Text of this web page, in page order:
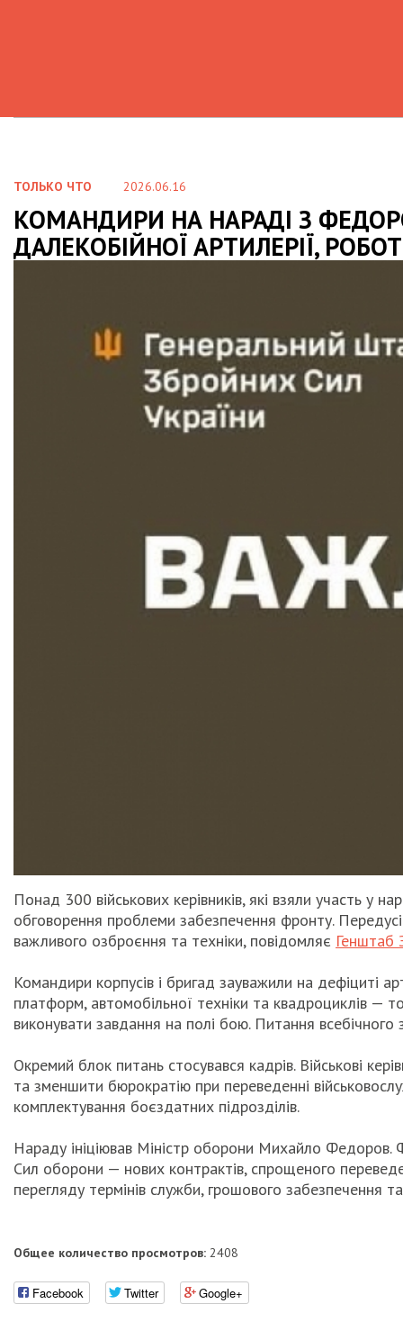
ТОЛЬКО ЧТО 2026.06.16
КОМАНДИРИ НА НАРАДІ З
ДАЛЕКОБІЙНОЇ АРТИЛЕРІЇ,
Понад 300 військових керівників, які взяли участь у
обговорення проблеми забезпечення фронту.
важливого озброєння та техніки, повідомляє Генштаб
Командири корпусів і бригад зауважили на дефіциті
платформ, автомобільної техніки та квадроциклів —
виконувати завдання на полі бою. Питання
Окремий блок питань стосувався кадрів. Військові
та зменшити бюрократію при переведенні
комплектування боєздатних підрозділів.
Нараду ініціював Міністр оборони Михайло
Сил оборони — нових контрактів, спрощеного
перегляду термінів служби, грошового забезпечення
Общее количество просмотров: 2408
Facebook Twitter Google+